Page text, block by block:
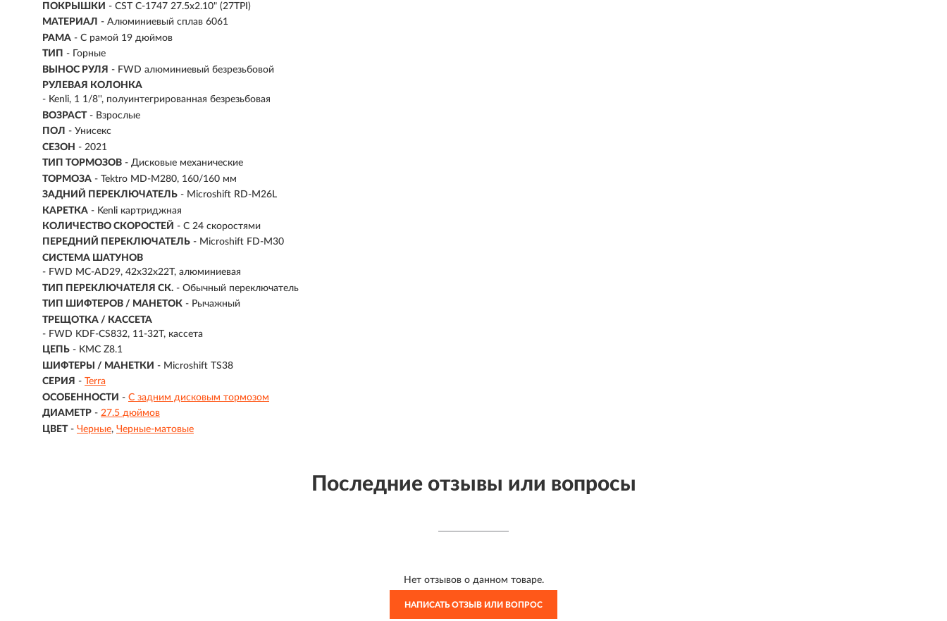
ПОКРЫШКИ - CST C-1747 27.5x2.10" (27TPI)
МАТЕРИАЛ - Алюминиевый сплав 6061
РАМА - С рамой 19 дюймов
ТИП -
Горные
ВЫНОС РУЛЯ - FWD алюминиевый безрезьбовой
РУЛЕВАЯ КОЛОНКА
- Kenli, 1 1/8'', полуинтегрированная безрезьбовая
ВОЗРАСТ - Взрослые
ПОЛ - Унисекс
СЕЗОН - 2021
ТИП ТОРМОЗОВ - Дисковые механические
ТОРМОЗА - Tektro MD-M280, 160/160 мм
ЗАДНИЙ ПЕРЕКЛЮЧАТЕЛЬ - Microshift RD-M26L
КАРЕТКА - Kenli картриджная
КОЛИЧЕСТВО СКОРОСТЕЙ - С 24 скоростями
ПЕРЕДНИЙ ПЕРЕКЛЮЧАТЕЛЬ - Microshift FD-M30
СИСТЕМА ШАТУНОВ
- FWD MC-AD29, 42x32x22T, алюминиевая
ТИП ПЕРЕКЛЮЧАТЕЛЯ СК. - Обычный переключатель
ТИП ШИФТЕРОВ / МАНЕТОК - Рычажный
ТРЕЩОТКА / КАССЕТА
- FWD KDF-CS832, 11-32T, кассета
ЦЕПЬ - KMC Z8.1
ШИФТЕРЫ / МАНЕТКИ - Microshift TS38
СЕРИЯ - Terra
ОСОБЕННОСТИ - С задним дисковым тормозом
ДИАМЕТР - 27.5 дюймов
ЦВЕТ - Черные Черные-матовые
Последние отзывы или вопросы
Нет отзывов о данном товаре.
НАПИСАТЬ ОТЗЫВ ИЛИ ВОПРОС